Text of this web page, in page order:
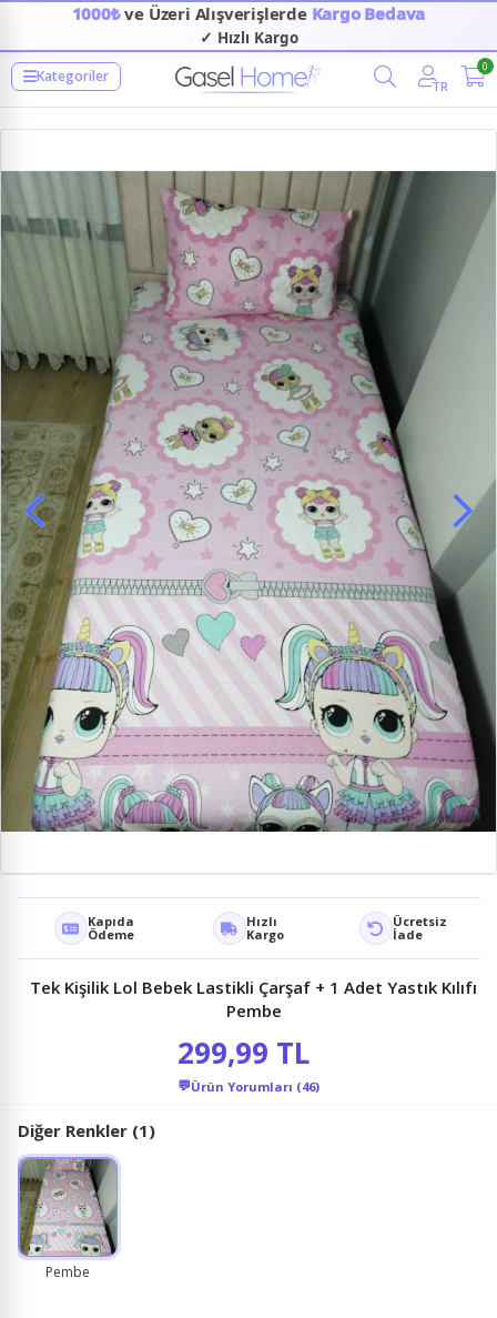
1000₺ve Üzeri Alışverişlerde Kargo Bedava
✓ Hızlı Kargo
Kategoriler
TR
0
Kapıda
Ödeme
Hızlı
Kargo
Ücretsiz
İade
Tek Kişilik Lol Bebek Lastikli Çarşaf + 1 Adet Yastık Kılıfı
Pembe
299,99 TL
💬Ürün Yorumları (46)
Diğer Renkler (1)
Pembe